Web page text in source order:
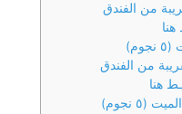
من الفندق
هنا
من الفندق
هنا
(٥ نجوم)